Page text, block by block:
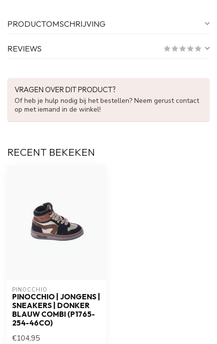
PRODUCTOMSCHRIJVING
REVIEWS
VRAGEN OVER DIT PRODUCT?
Of heb je hulp nodig bij het bestellen? Neem gerust contact
op met iemand in de winkel!
RECENT BEKEKEN
PINOCCHIO
PINOCCHIO | JONGENS |
SNEAKERS | DONKER
BLAUW COMBI (P1765-
254-46CO)
€104,95